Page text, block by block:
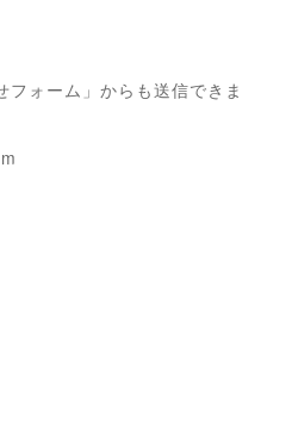
ォーム」からも送信できま